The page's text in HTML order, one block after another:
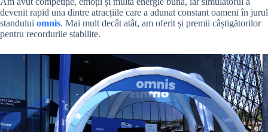
devenit rapid una dintre atracțiile care a adunat constant oameni în jurul
standului omnis. Mai mult decât atât, am oferit și premii câștigătorilor
pentru recordurile stabilite.